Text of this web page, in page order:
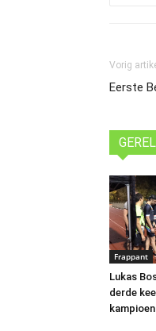
Vorig
Eerste
Frappant
Lukas
derde